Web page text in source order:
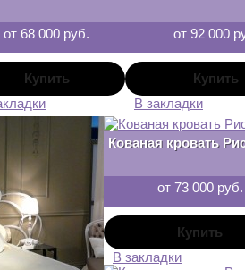
от 68 000 руб. от 92 000
В закладки
Кованая кровать
от 73 000 руб.
В закладки